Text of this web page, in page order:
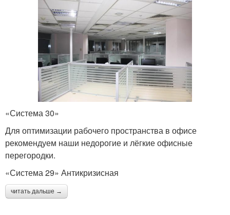
«Система 30»
Для оптимизации рабочего пространства в офисе
рекомендуем наши недорогие и лёгкие офисные
перегородки.
«Система 29» Антикризисная
читать дальше →